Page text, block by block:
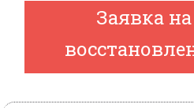
Заявка